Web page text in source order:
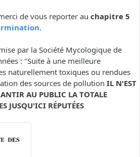
de vous reporter au chapitre 5
.
par la Société Mycologique de
: "Suite à une meilleure
naturellement toxiques ou rendues
des sources de pollution IL N'EST
AU PUBLIC LA TOTALE
JUSQU'ICI RÉPUTÉES